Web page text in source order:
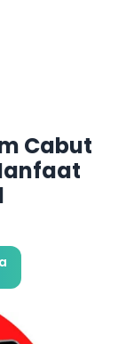
Cabut